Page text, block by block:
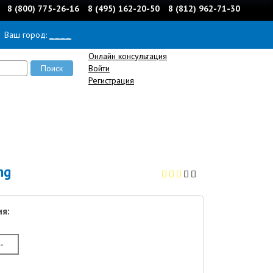
8 (800) 775-26-16 8 (495) 162-20-50 8 (812) 962-71-30
Ваш город:
Онлайн консультация
Войти
Регистрация
-